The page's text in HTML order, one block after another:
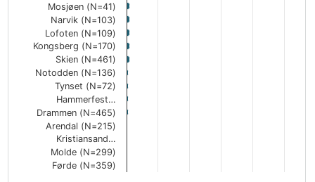
Mosjøen (N=41)
Narvik (N=103)
Lofoten (N=109)
Kongsberg (N=170)
Skien (N=461)
Notodden (N=136)
Tynset (N=72)
Hammerfest…
Drammen (N=465)
Arendal (N=215)
Kristiansand…
Molde (N=299)
Førde (N=359)